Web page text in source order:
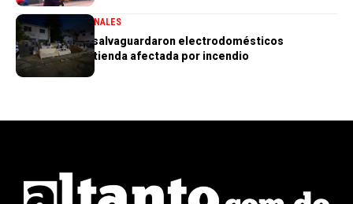
GENERALES NACIONALES
PN aclara que salvaguardaron electrodomésticos
sustraídos de tienda afectada por incendio